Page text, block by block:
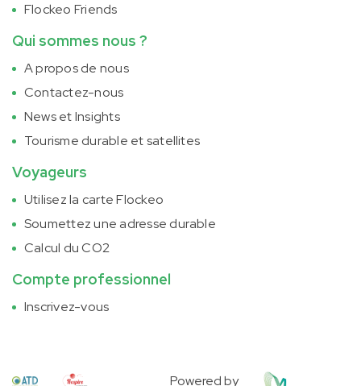
Flockeo Friends
Qui sommes nous ?
A propos de nous
Contactez-nous
News et Insights
Tourisme durable et satellites
Voyageurs
Utilisez la carte Flockeo
Soumettez une adresse durable
Calcul du CO2
Compte professionnel
Inscrivez-vous
Powered by